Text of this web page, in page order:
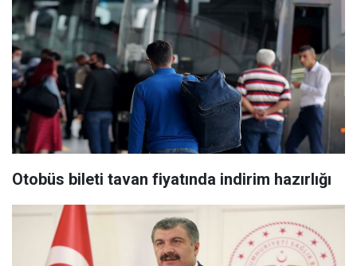
Otobüs bileti tavan fiyatında indirim hazırlığı